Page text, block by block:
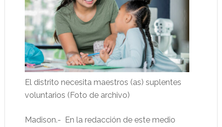
El distrito necesita maestros (as) suplentes
voluntarios (Foto de archivo)
Madison.- En la redacción de este medio